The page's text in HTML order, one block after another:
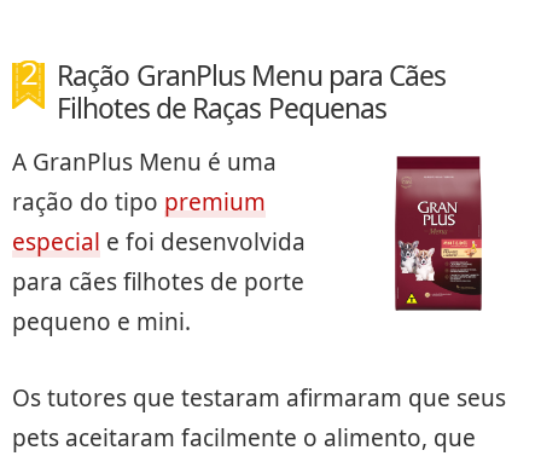
Ração GranPlus Menu para Cães
Filhotes de Raças Pequenas
A GranPlus Menu é uma
ração do tipo premium
especial e foi desenvolvida
para cães filhotes de porte
pequeno e mini.
Os tutores que testaram afirmaram que seus
pets aceitaram facilmente o alimento, que